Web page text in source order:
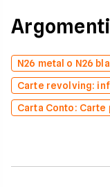
N26 metal o N26
Carte revolving:
Carta Conto: Carte